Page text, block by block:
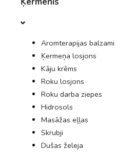
PIEDĀVĀJUMI
Aromterapijas balzami
Ķermeņa losjons
Kāju krēms
Roku losjons
Roku darba ziepes
Hidrosols
Masāžas eļļas
Skrubji
Dušas želeja